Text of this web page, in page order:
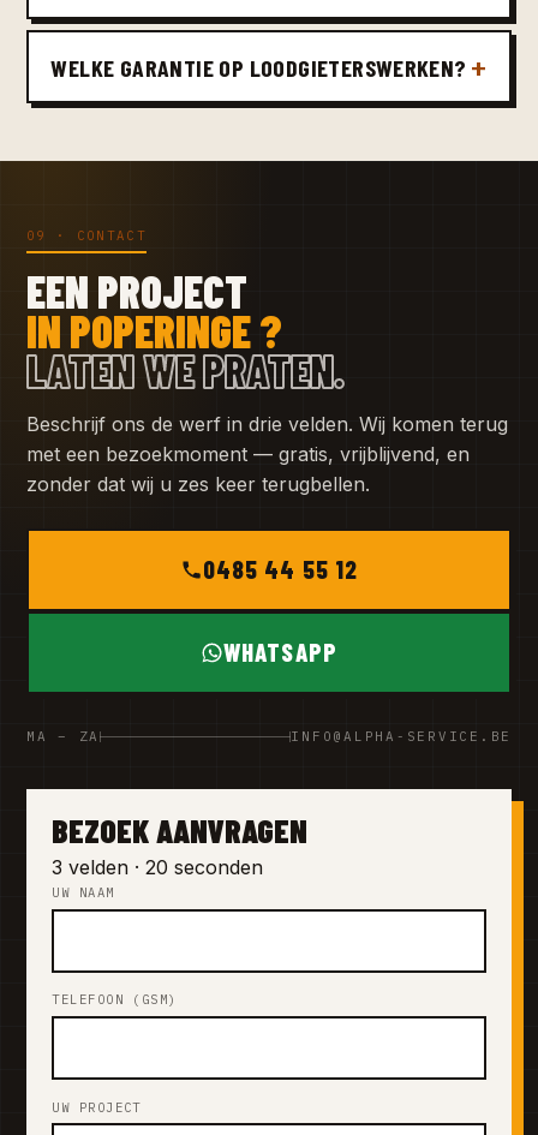
WELKE GARANTIE OP LOODGIETERSWERKEN?
09 · CONTACT
EEN PROJECT
IN POPERINGE ?
LATEN WE PRATEN.
Beschrijf ons de werf in drie velden. Wij komen terug
met een bezoekmoment — gratis, vrijblijvend, en
zonder dat wij u zes keer terugbellen.
0485 44 55 12
WHATSAPP
MA – ZA INFO@ALPHA-SERVICE.BE
BEZOEK AANVRAGEN
3 velden · 20 seconden
UW NAAM
TELEFOON (GSM)
UW PROJECT